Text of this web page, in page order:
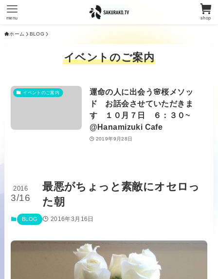
shop
menu
ホーム BLOG
イベントのご案内
イベントのご案内
運命の人に出会う🌸桜メソッ
ド お話会させていただきま
す １０月７日 ６：３０~
@Hanamizuki Cafe
2019年9月28日
最悪がちょっと素敵にオセロっ
た朝
2016
3/16
BLOG 2016年3月16日